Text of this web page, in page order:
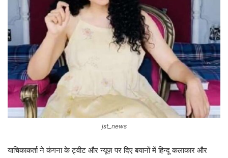
jst_news
याचिकाकर्ता ने कंगना के ट्वीट और न्यूज़ पर दिए बयानों में हिन्दू कलाकार और